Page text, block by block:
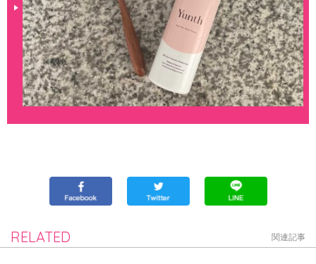
RELATED 関連記事